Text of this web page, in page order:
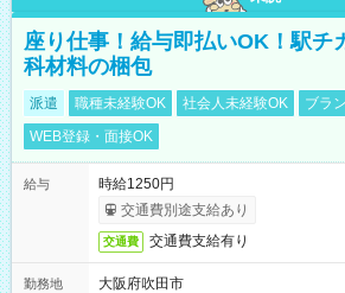
座り仕事！給与即払いOK！駅チ
科材料の梱包
派遣 職種未経験OK 社会人未経験OK
ブラ
WEB登録・面接OK
給与
時給1250円
交通費別途支給あり
交通費 交通費支給有り
勤務地
大阪府吹田市